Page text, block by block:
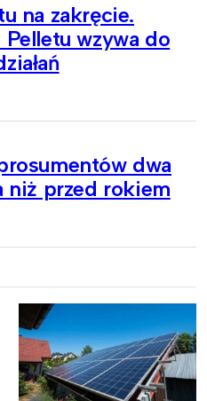
na zakręcie.
Pelletu wzywa do
dwa
niż przed rokiem